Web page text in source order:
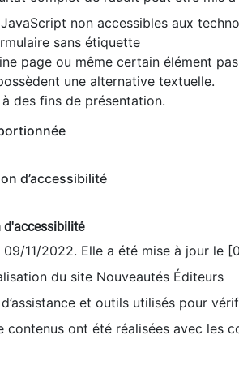
non accessibles aux
sans étiquette
page ou même certain élément
une alternative textuelle.
des fins de présentation.
d’accessibilité
d'accessibilité
11/2022. Elle a été mise à jour le
du site Nouveautés Éditeurs
et outils utilisés pour
ont été réalisées avec les